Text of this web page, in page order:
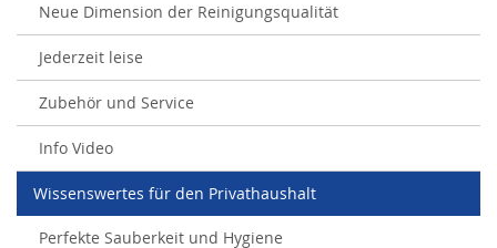
Neue Dimension der Reinigungsqualität
Jederzeit leise
Zubehör und Service
Info Video
Wissenswertes für den Privathaushalt
Perfekte Sauberkeit und Hygiene